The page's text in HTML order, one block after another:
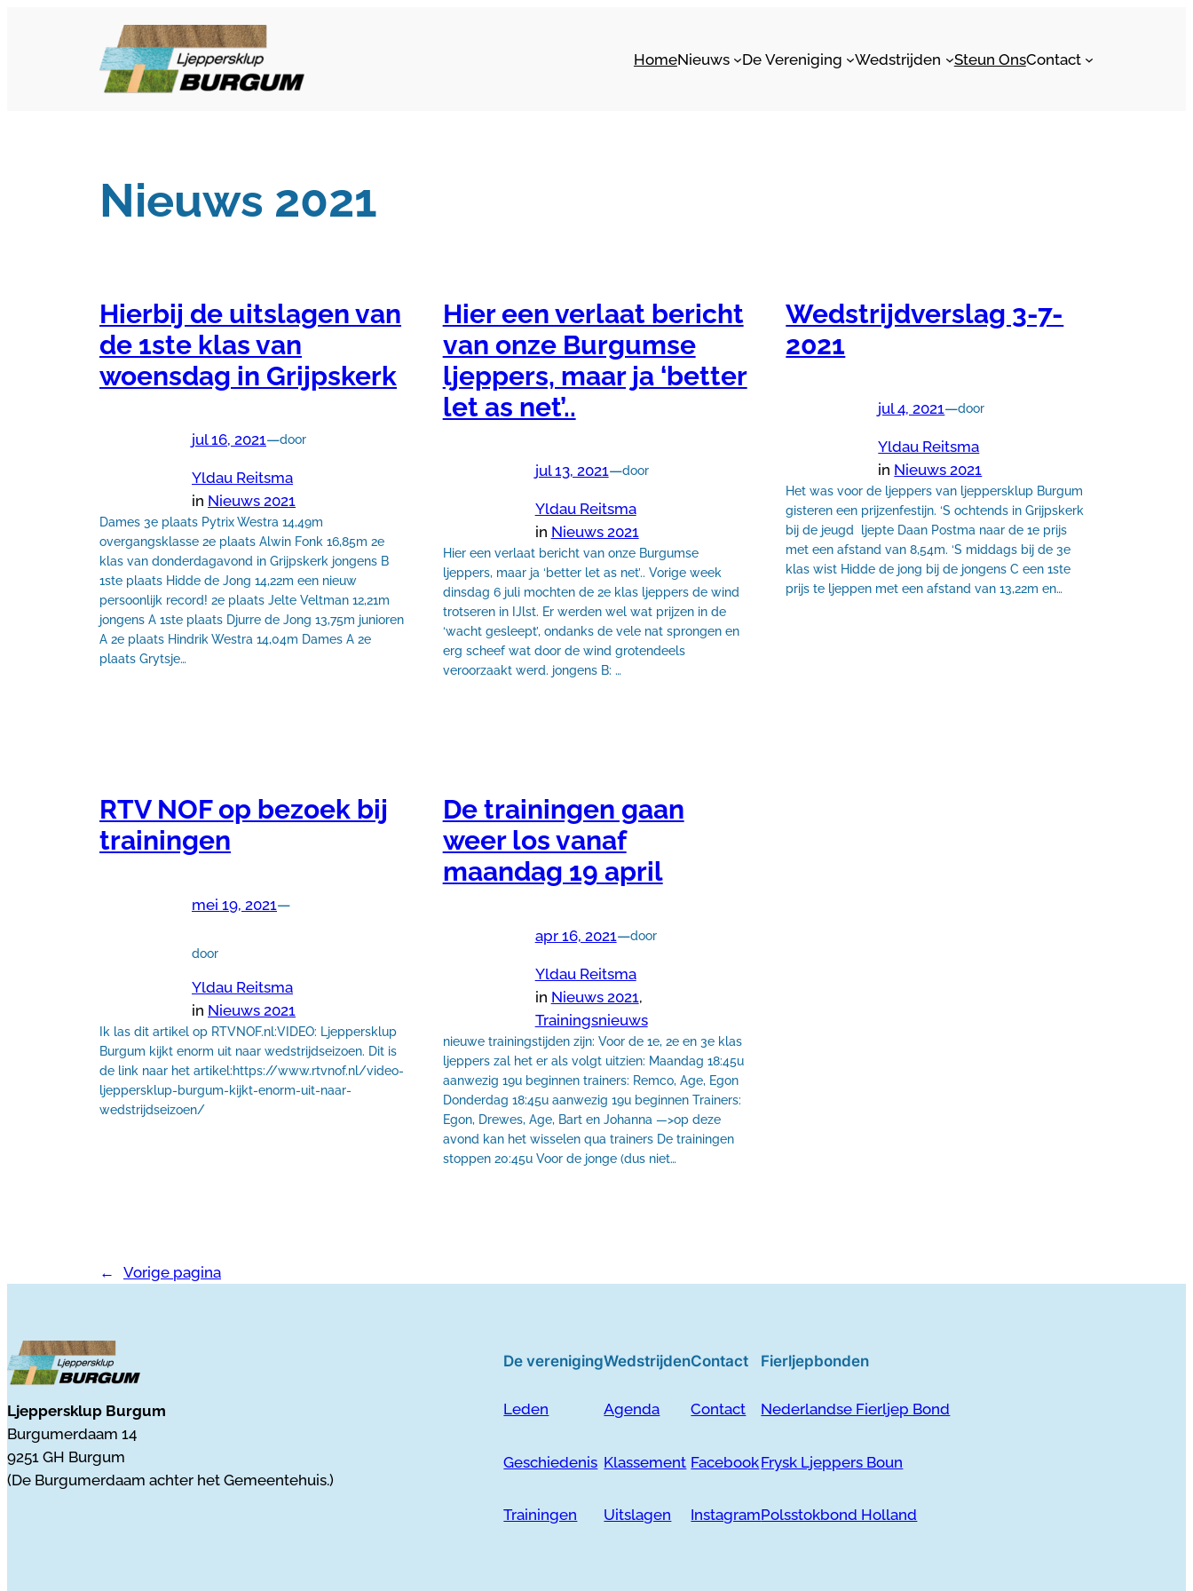
HomeNieuws De Vereniging Wedstrijden Steun OnsContact
Nieuws 2021
Hierbij de uitslagen van
de 1ste klas van
woensdag in Grijpskerk
jul 16, 2021—door
Yldau Reitsma
in Nieuws 2021
Dames 3e plaats Pytrix Westra 14,49m
overgangsklasse 2e plaats Alwin Fonk 16,85m 2e
klas van donderdagavond in Grijpskerk jongens B
1ste plaats Hidde de Jong 14,22m een nieuw
persoonlijk record! 2e plaats Jelte Veltman 12,21m
jongens A 1ste plaats Djurre de Jong 13,75m junioren
A 2e plaats Hindrik Westra 14,04m Dames A 2e
plaats Grytsje…
Hier een verlaat bericht
van onze Burgumse
ljeppers, maar ja ‘better
let as net’..
jul 13, 2021—door
Yldau Reitsma
in Nieuws 2021
Hier een verlaat bericht van onze Burgumse
ljeppers, maar ja ‘better let as net’.. Vorige week
dinsdag 6 juli mochten de 2e klas ljeppers de wind
trotseren in IJlst. Er werden wel wat prijzen in de
‘wacht gesleept’, ondanks de vele nat sprongen en
erg scheef wat door de wind grotendeels
veroorzaakt werd. jongens B: …
Wedstrijdverslag 3-7-
2021
jul 4, 2021—door
Yldau Reitsma
in Nieuws 2021
Het was voor de ljeppers van ljeppersklup Burgum
gisteren een prijzenfestijn. ‘S ochtends in Grijpskerk
bij de jeugd ljepte Daan Postma naar de 1e prijs
met een afstand van 8,54m. ‘S middags bij de 3e
klas wist Hidde de jong bij de jongens C een 1ste
prijs te ljeppen met een afstand van 13,22m en…
RTV NOF op bezoek bij
trainingen
mei 19, 2021—
door
Yldau Reitsma
in Nieuws 2021
Ik las dit artikel op RTVNOF.nl:VIDEO: Ljeppersklup
Burgum kijkt enorm uit naar wedstrijdseizoen. Dit is
de link naar het artikel:https://www.rtvnof.nl/video-
ljeppersklup-burgum-kijkt-enorm-uit-naar-
wedstrijdseizoen/
De trainingen gaan
weer los vanaf
maandag 19 april
apr 16, 2021—door
Yldau Reitsma
in Nieuws 2021
Trainingsnieuws
nieuwe trainingstijden zijn: Voor de 1e, 2e en 3e klas
ljeppers zal het er als volgt uitzien: Maandag 18:45u
aanwezig 19u beginnen trainers: Remco, Age, Egon
Donderdag 18:45u aanwezig 19u beginnen Trainers:
Egon, Drewes, Age, Bart en Johanna —>op deze
avond kan het wisselen qua trainers De trainingen
stoppen 20:45u Voor de jonge (dus niet…
← Vorige pagina
Ljeppersklup Burgum
Burgumerdaam 14
9251 GH Burgum
(De Burgumerdaam achter het Gemeentehuis.)
De vereniging
Leden
Geschiedenis
Trainingen
Wedstrijden
Agenda
Klassement
Uitslagen
Contact
Contact
Facebook
Instagram
Fierljepbonden
Nederlandse Fierljep Bond
Frysk Ljeppers Boun
Polsstokbond Holland